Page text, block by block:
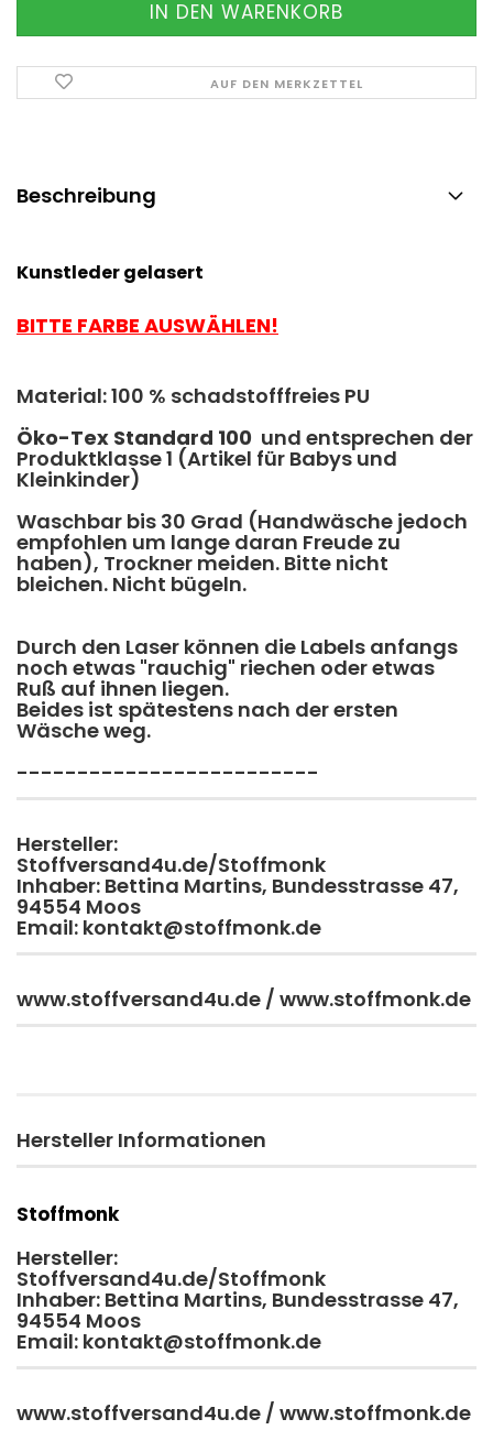
AUF DEN MERKZETTEL
Beschreibung
Kunstleder gelasert
BITTE FARBE AUSWÄHLEN!
Material: 100 % schadstofffreies PU
Öko-Tex Standard 100 und entsprechen der
Produktklasse 1 (Artikel für Babys und
Kleinkinder)
Waschbar bis 30 Grad (Handwäsche jedoch
empfohlen um lange daran Freude zu
haben), Trockner meiden. Bitte nicht
bleichen. Nicht bügeln.
Durch den Laser können die Labels anfangs
noch etwas "rauchig" riechen oder etwas
Ruß auf ihnen liegen.
​Beides ist spätestens nach der ersten
Wäsche weg.
-------------------------
Hersteller:
Stoffversand4u.de/Stoffmonk
Inhaber: Bettina Martins, Bundesstrasse 47,
94554 Moos
Email: kontakt@stoffmonk.de
www.stoffversand4u.de / www.stoffmonk.de
Hersteller Informationen
Stoffmonk
Hersteller:
Stoffversand4u.de/Stoffmonk
Inhaber: Bettina Martins, Bundesstrasse 47,
94554 Moos
Email: kontakt@stoffmonk.de
www.stoffversand4u.de / www.stoffmonk.de